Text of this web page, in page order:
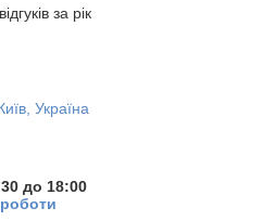
за рік
Україна
до 18:00